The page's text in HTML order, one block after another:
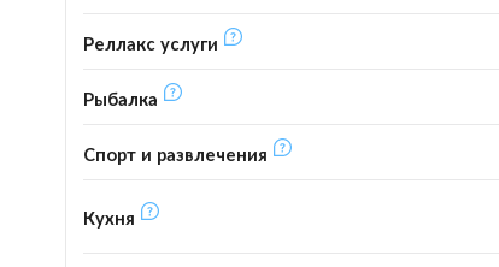
Реллакс услуги
Рыбалка
Спорт и развлечения
Кухня